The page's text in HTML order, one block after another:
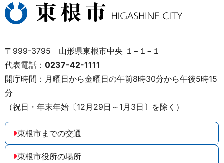
〒999-3795 山形県東根市中央 １−１−１
代表電話： 0237-42-1111
開庁時間：月曜日から金曜日の午前8時30分から午後5時15
分
（祝日・年末年始〔12月29日～1月3日〕を除く）
東根市までの交通
東根市役所の場所